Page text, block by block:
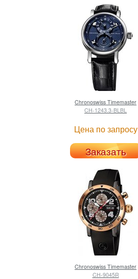
Chronoswiss Timemaster
CH-1243.3-BLBL
Цена по запросу
Заказать
Chronoswiss Timemaster
CH-9045R